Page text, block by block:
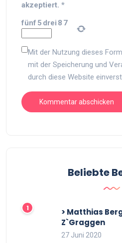
akzeptiert. *
fünf 5 drei 8 7
Mit der Nutzung dieses
mit der Speicherung und
durch diese Website
Beliebte
> Matthias
Z`Graggen
27 Juni 2020